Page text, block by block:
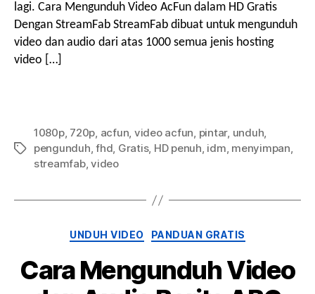
lagi. Cara Mengunduh Video AcFun dalam HD Gratis
Dengan StreamFab StreamFab dibuat untuk mengunduh
video dan audio dari atas 1000 semua jenis hosting
video […]
Tag
1080p, 720p, acfun, video acfun, pintar, unduh,
pengunduh,fhd, Gratis, HD penuh, idm, menyimpan,
streamfab,video
Kategori
UNDUH VIDEO PANDUAN GRATIS
Cara Mengunduh Video